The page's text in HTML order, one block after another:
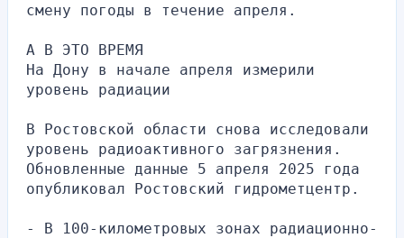
смену погоды в течение апреля.
А В ЭТО ВРЕМЯ
На Дону в начале апреля измерили
уровень радиации
В Ростовской области снова исследовали
уровень радиоактивного загрязнения.
Обновленные данные 5 апреля 2025 года
опубликовал Ростовский гидрометцентр.
- В 100-километровых зонах радиационно-